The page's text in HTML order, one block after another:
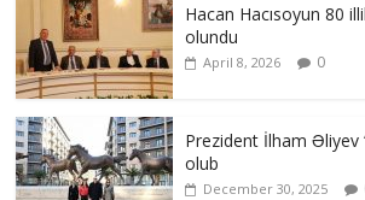
Hacan Hacısoyun 80
olundu
April 8, 2026 0
Prezident İlham Əliyev
olub
December 30, 2025